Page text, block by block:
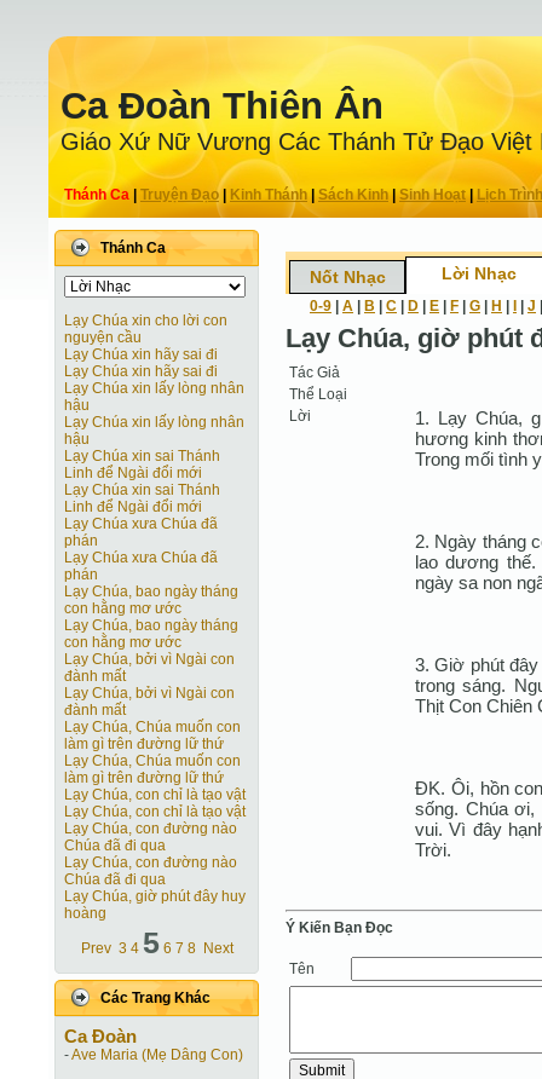
Ca Ðoàn Thiên Ân
Giáo Xứ Nữ Vương Các Thánh Tử Ðạo Việt
Thánh Ca Truyện Ðạo| Kinh Thánh Sách Kinh|Sinh Hoạt| Lịch Trình
Thánh Ca
Lạy Chúa xin cho lời con
nguyện cầu
Lạy Chúa xin hãy sai đi
Lạy Chúa xin hãy sai đi
Lạy Chúa xin lấy lòng nhân
hậu
Lạy Chúa xin lấy lòng nhân
hậu
Lạy Chúa xin sai Thánh
Linh để Ngài đổi mới
Lạy Chúa xin sai Thánh
Linh để Ngài đổi mới
Lạy Chúa xưa Chúa đã
phán
Lạy Chúa xưa Chúa đã
phán
Lạy Chúa, bao ngày tháng
con hằng mơ ước
Lạy Chúa, bao ngày tháng
con hằng mơ ước
Lạy Chúa, bởi vì Ngài con
đành mất
Lạy Chúa, bởi vì Ngài con
đành mất
Lạy Chúa, Chúa muốn con
làm gì trên đường lữ thứ
Lạy Chúa, Chúa muốn con
làm gì trên đường lữ thứ
Lạy Chúa, con chỉ là tạo vật
Lạy Chúa, con chỉ là tạo vật
Lạy Chúa, con đường nào
Chúa đã đi qua
Lạy Chúa, con đường nào
Chúa đã đi qua
Lạy Chúa, giờ phút đây huy
hoàng
Prev 3 4 5 6 7 8 Next
Các Trang Khác
Ca Ðoàn
-Ave Maria (Mẹ Dâng Con)
Nốt Nhạc Lời Nhạc
0-9 A B C D E F G H J
Lạy Chúa, giờ phút
Tác Giả
Thể Loại
Lời
1. Lạy Chúa,
hương kinh
Trong mối tình
2. Ngày tháng
lao dương
ngày sa non
3. Giờ phút
trong sáng.
Thịt Con Chiên
ÐK. Ôi, hồn
sống. Chúa
vui. Vì đây
Trời.
Ý Kiến Bạn Ðọc
Tên